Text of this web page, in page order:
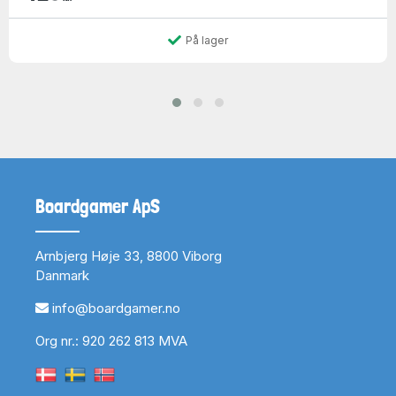
På lager
Boardgamer ApS
Arnbjerg Høje 33, 8800 Viborg
Danmark
info@boardgamer.no
Org nr.: 920 262 813 MVA